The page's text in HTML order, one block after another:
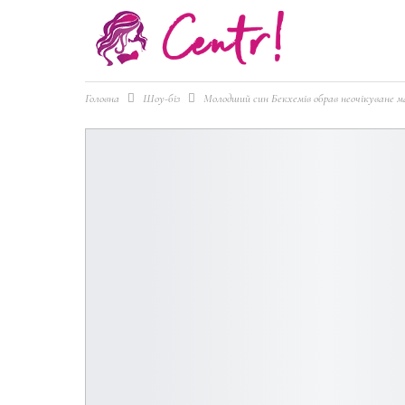
Головна Шоу-біз Молодший син Бекхемів обрав неочікуване